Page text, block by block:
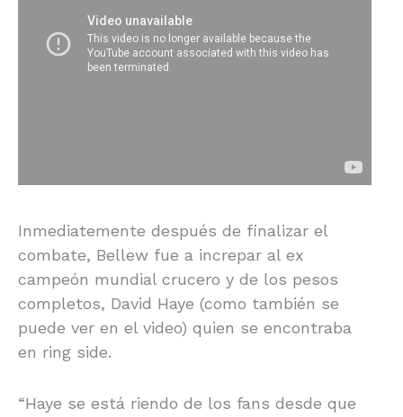
Inmediatemente después de finalizar el
combate, Bellew fue a increpar al ex
campeón mundial crucero y de los pesos
completos, David Haye (como también se
puede ver en el video) quien se encontraba
en ring side.
“Haye se está riendo de los fans desde que